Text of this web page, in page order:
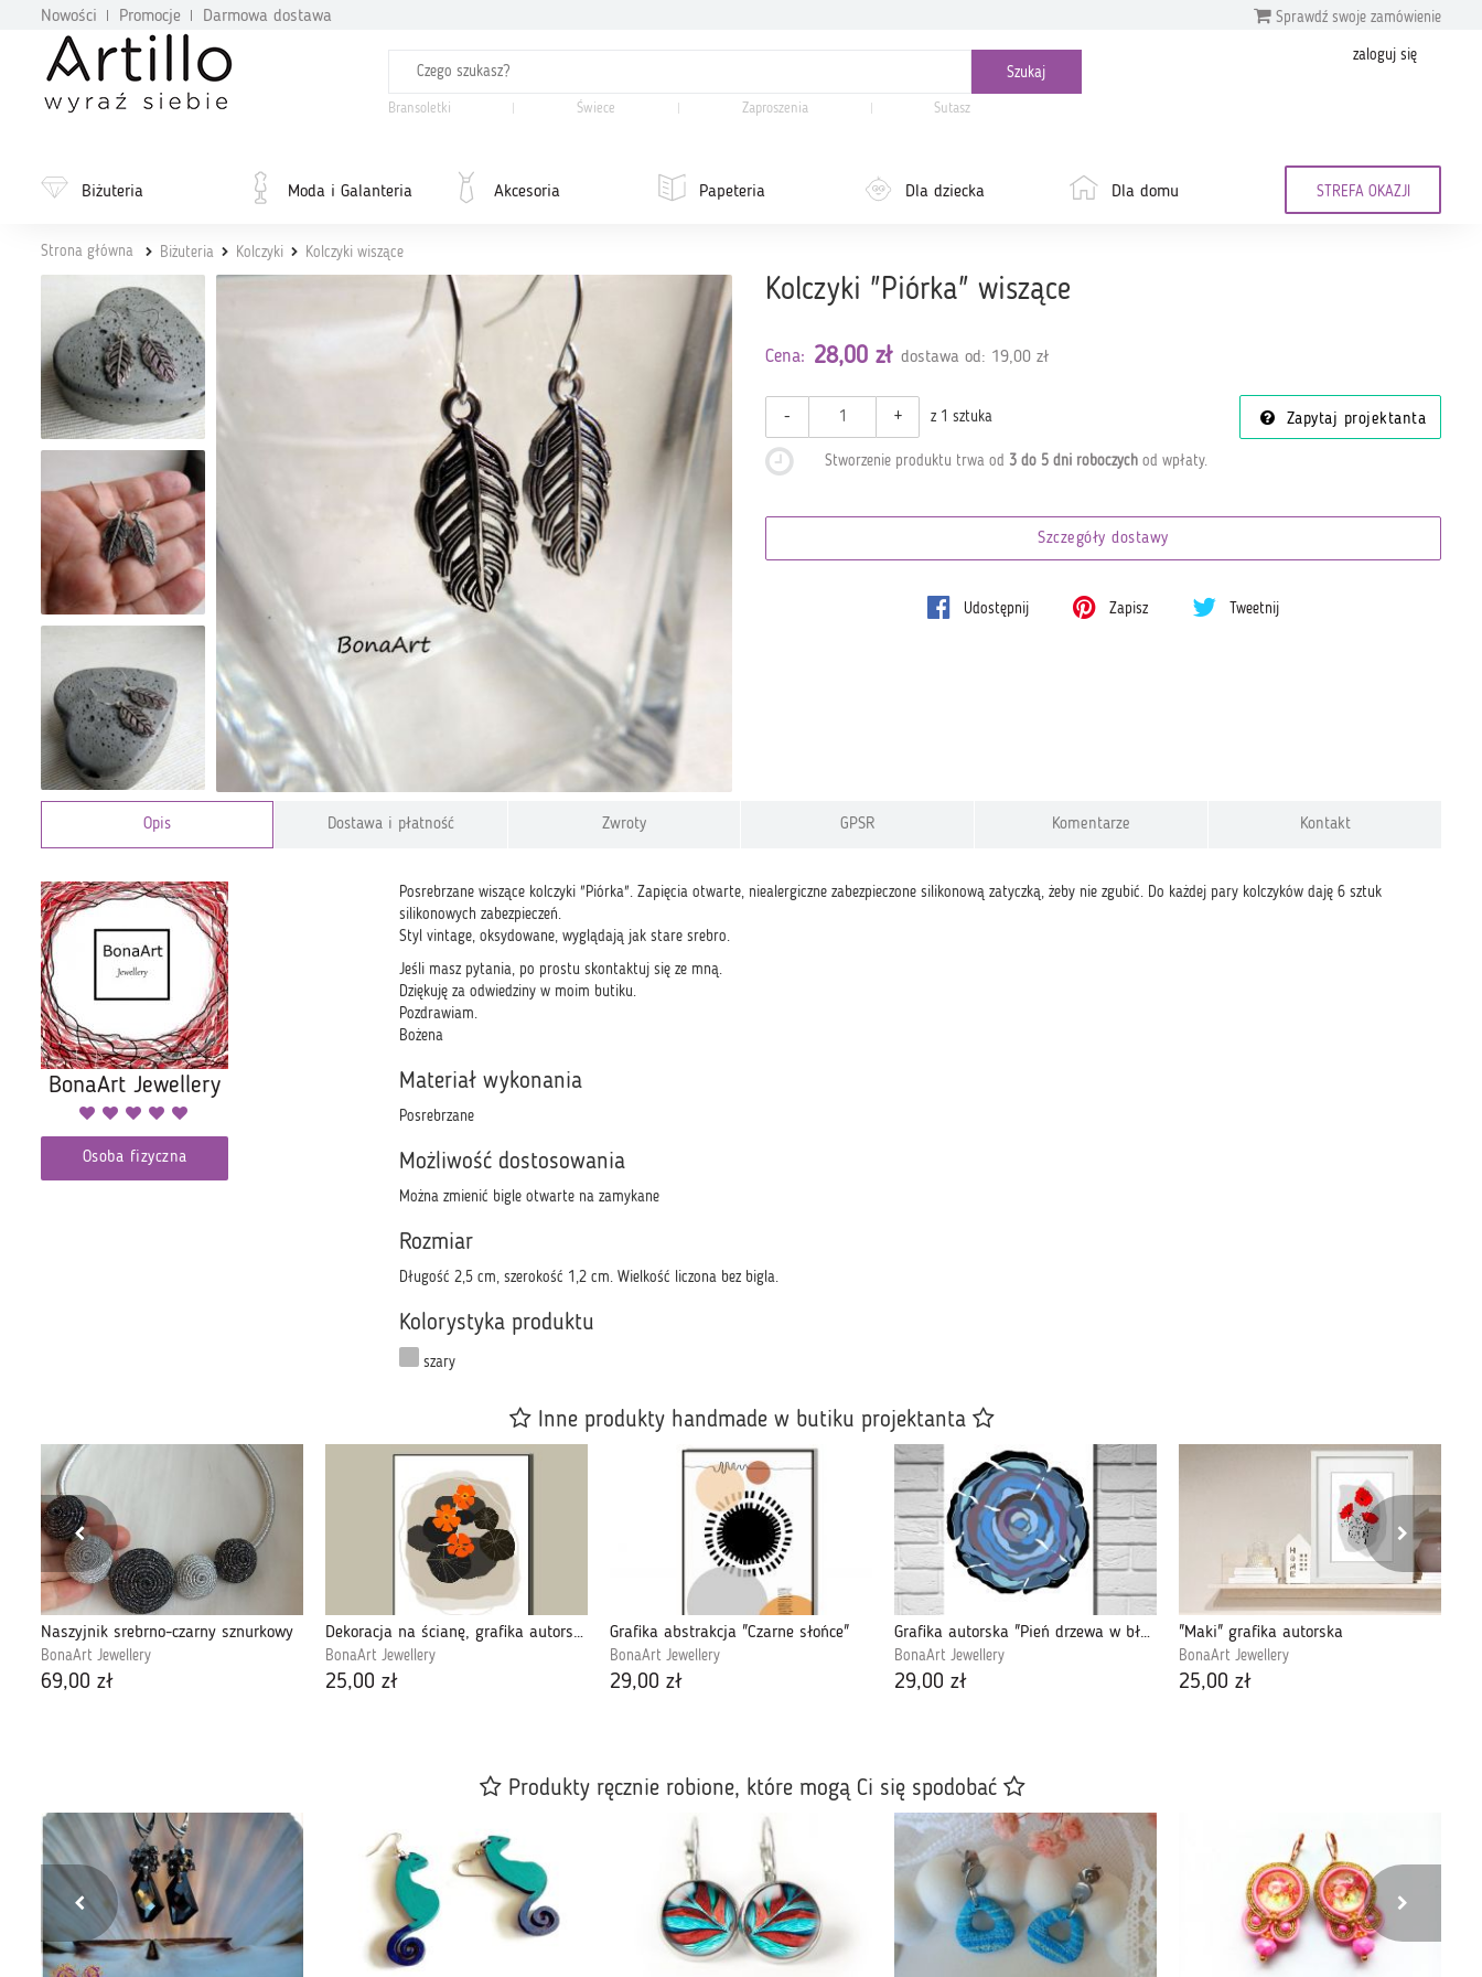
Nowości Promocje Darmowa dostawa Sprawdź swoje zamówienie
Bransoletki Świece Zaproszenia Sutasz
zaloguj się
Biżuteria Moda i Galanteria Akcesoria Papeteria Dla dziecka Dla domu STREFA OKAZJI
Strona główna Biżuteria Kolczyki Kolczyki wiszące
Kolczyki "Piórka" wiszące
Cena: 28,00 zł dostawa od: 19,00 zł
- + z 1 sztuka Zapytaj projektanta
Stworzenie produktu trwa od 3 do 5 dni roboczychod wpłaty.
Szczegóły dostawy
Udostępnij Zapisz Tweetnij
Opis Dostawa i płatność Zwroty GPSR Komentarze Kontakt
Posrebrzane wiszące kolczyki "Piórka". Zapięcia otwarte, niealergiczne zabezpieczone silikonową zatyczką, żeby nie zgubić. Do każdej pary kolczyków daję 6 sztuk
silikonowych zabezpieczeń.
Styl vintage, oksydowane, wyglądają jak stare srebro.
Jeśli masz pytania, po prostu skontaktuj się ze mną.
Dziękuję za odwiedziny w moim butiku.
Pozdrawiam.
Bożena
Materiał wykonania
Posrebrzane
Możliwość dostosowania
Można zmienić bigle otwarte na zamykane
Rozmiar
Długość 2,5 cm, szerokość 1,2 cm. Wielkość liczona bez bigla.
Kolorystyka produktu
szary
BonaArt Jewellery
Osoba fizyczna
Inne produkty handmade w butiku projektanta
Naszyjnik srebrno-czarny sznurkowy
BonaArt Jewellery
69,00 zł
Dekoracja na ścianę, grafika autorska "Nasturcja"
BonaArt Jewellery
25,00 zł
Grafika abstrakcja "Czarne słońce"
BonaArt Jewellery
29,00 zł
Grafika autorska "Pień drzewa w błękitach"
BonaArt Jewellery
29,00 zł
"Maki" grafika autorska
BonaArt Jewellery
25,00 zł
Produkty ręcznie robione, które mogą Ci się spodobać